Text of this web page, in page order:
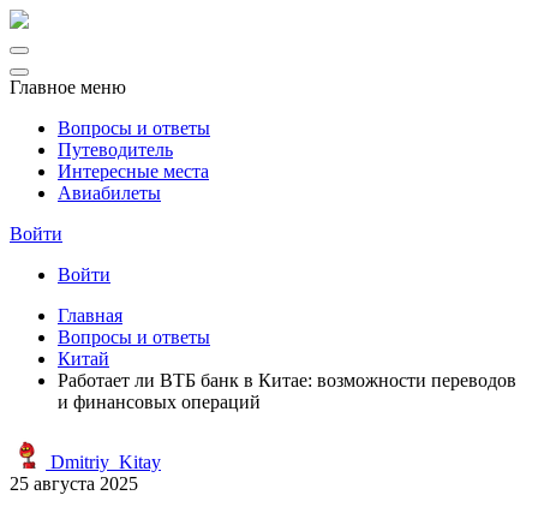
Главное меню
Вопросы и ответы
Путеводитель
Интересные места
Авиабилеты
Войти
Войти
Главная
Вопросы и ответы
Китай
Работает ли ВТБ банк в Китае: возможности переводов
и финансовых операций
Dmitriy_Kitay
25 августа 2025